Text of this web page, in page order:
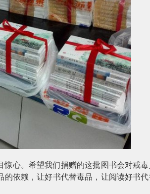
心。希望我们捐赠的这批图书会对戒
依赖，让好书代替毒品，让阅读好书